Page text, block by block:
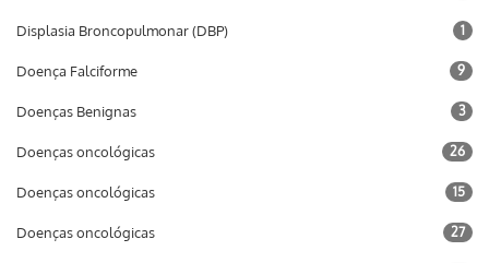
Displasia Broncopulmonar (DBP) 1
Doença Falciforme 9
Doenças Benignas 3
Doenças oncológicas 26
Doenças oncológicas 15
Doenças oncológicas 27